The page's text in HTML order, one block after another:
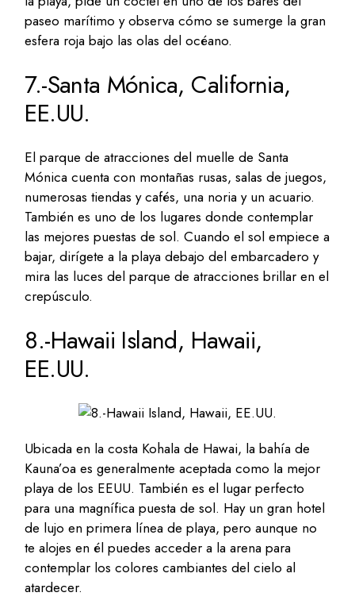
paseo marítimo y observa cómo se sumerge la gran
esfera roja bajo las olas del océano.
7.-Santa Mónica, California,
EE.UU.
El parque de atracciones del muelle de Santa
Mónica cuenta con montañas rusas, salas de juegos,
numerosas tiendas y cafés, una noria y un acuario.
También es uno de los lugares donde contemplar
las mejores puestas de sol. Cuando el sol empiece a
bajar, dirígete a la playa debajo del embarcadero y
mira las luces del parque de atracciones brillar en el
crepúsculo.
8.-Hawaii Island, Hawaii,
EE.UU.
Ubicada en la costa Kohala de Hawai, la bahía de
Kauna’oa es generalmente aceptada como la mejor
playa de los EEUU. También es el lugar perfecto
para una magnífica puesta de sol. Hay un gran hotel
de lujo en primera línea de playa, pero aunque no
te alojes en él puedes acceder a la arena para
contemplar los colores cambiantes del cielo al
atardecer.